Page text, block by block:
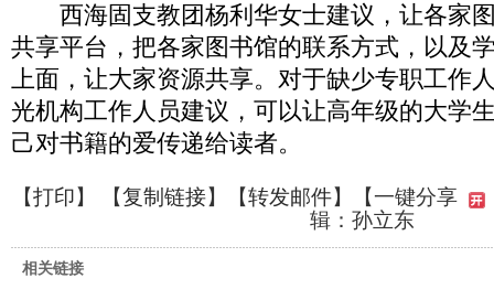
西海固支教团杨利华女士建议，让各家
共享平台，把各家图书馆的联系方式，以及
上面，让大家资源共享。对于缺少专职工作
光机构工作人员建议，可以让高年级的大学
己对书籍的爱传递给读者。
【打印】 【复制链接】【转发邮件】
【一键分享
辑：孙立东
相关链接